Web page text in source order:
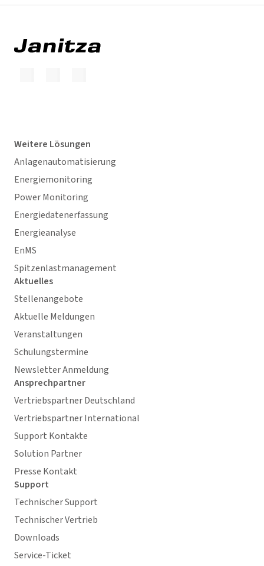
Weitere Lösungen
Anlagenautomatisierung
Energiemonitoring
Power Monitoring
Energiedatenerfassung
Energieanalyse
EnMS
Spitzenlastmanagement
Aktuelles
Stellenangebote
Aktuelle Meldungen
Veranstaltungen
Schulungstermine
Newsletter Anmeldung
Ansprechpartner
Vertriebspartner Deutschland
Vertriebspartner International
Support Kontakte
Solution Partner
Presse Kontakt
Support
Technischer Support
Technischer Vertrieb
Downloads
Service-Ticket